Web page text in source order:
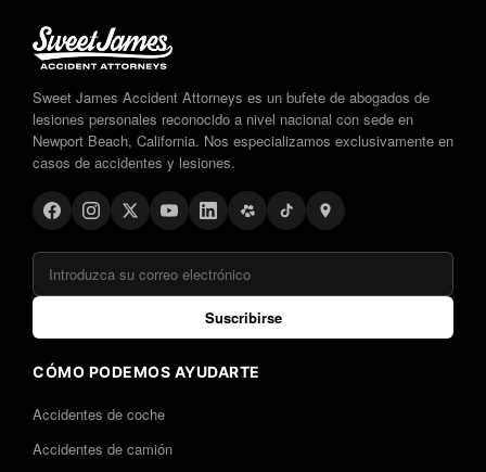
Sweet James Accident Attorneys es un bufete de abogados de
lesiones personales reconocido a nivel nacional con sede en
Newport Beach, California. Nos especializamos exclusivamente en
casos de accidentes y lesiones.
Suscribirse
CÓMO PODEMOS AYUDARTE
Accidentes de coche
Accidentes de camión